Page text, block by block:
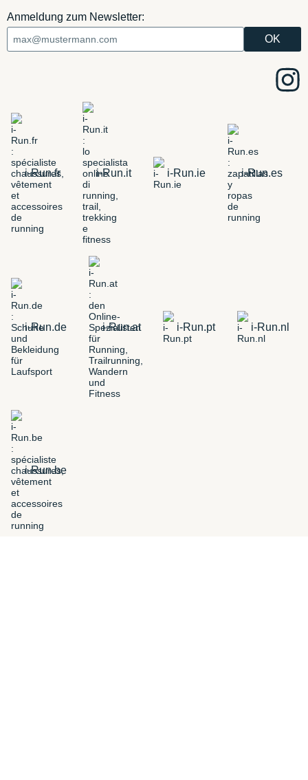
Anmeldung zum Newsletter:
i-Run.fr i-Run.it i-Run.ie i-Run.es
i-Run.de i-Run.at i-Run.pt i-Run.nl
i-Run.be